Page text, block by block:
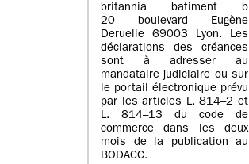
britannia batiment b
20 boulevard Eugène
Deruelle 69003 Lyon. Les
déclarations des créances
sont à adresser au
mandataire judiciaire ou sur
le portail électronique prévu
par les articles L. 814–2 et
L. 814–13 du code de
commerce dans les deux
mois de la publication au
BODACC.